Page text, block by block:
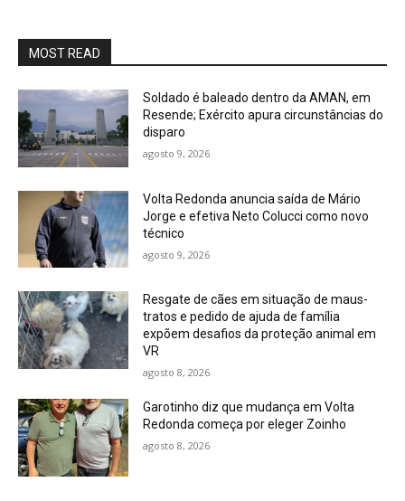
MOST READ
Soldado é baleado dentro da AMAN, em
Resende; Exército apura circunstâncias do
disparo
agosto 9, 2026
Volta Redonda anuncia saída de Mário
Jorge e efetiva Neto Colucci como novo
técnico
agosto 9, 2026
Resgate de cães em situação de maus-
tratos e pedido de ajuda de família
expõem desafios da proteção animal em
VR
agosto 8, 2026
Garotinho diz que mudança em Volta
Redonda começa por eleger Zoinho
agosto 8, 2026